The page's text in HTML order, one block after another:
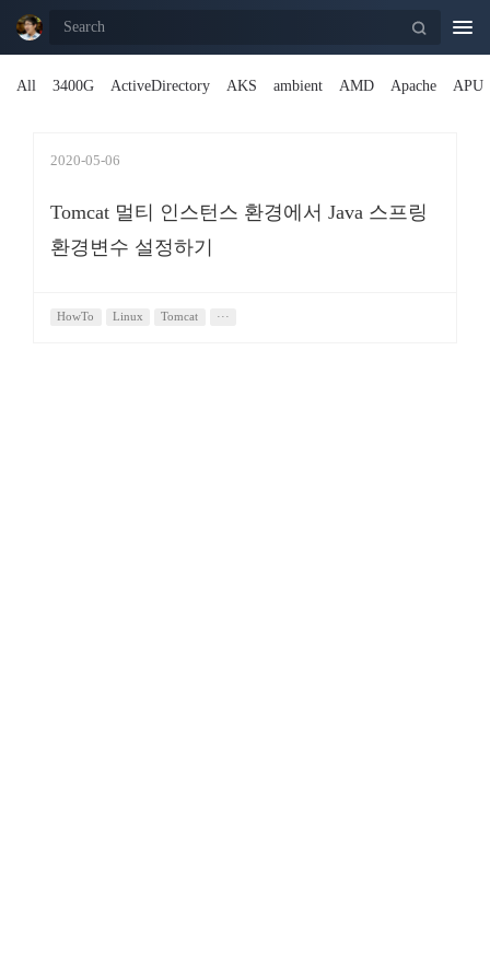
All
3400G ActiveDirectory AKS ambient AMD Apache APU
2020-05-06
Tomcat 멀티 인스턴스 환경에서 Java 스프링
환경변수 설정하기
HowTo Linux Tomcat ···